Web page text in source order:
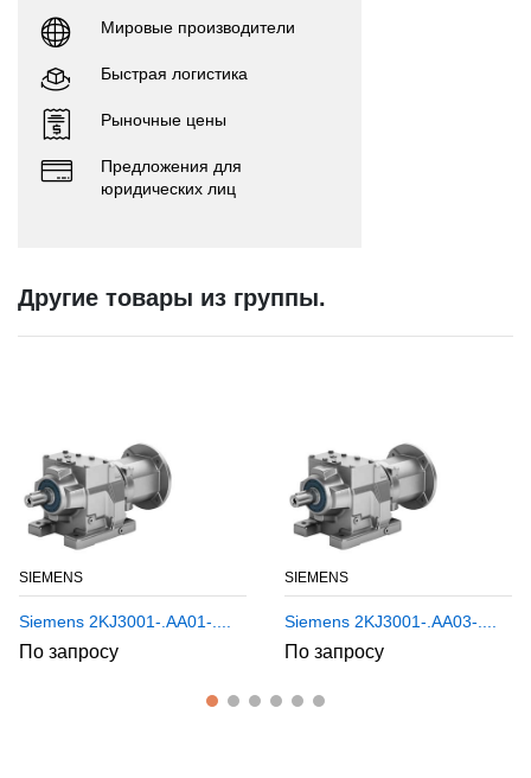
Мировые производители
Быстрая логистика
Рыночные цены
Предложения для
юридических лиц
Другие товары из группы.
SIEMENS
Siemens 2KJ3001-.AA01-....
По запросу
SIEMENS
Siemens 2KJ3001-.AA03-....
По запросу